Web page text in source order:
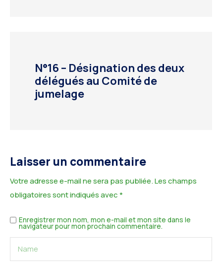
N°16 – Désignation des deux
délégués au Comité de
jumelage
Laisser un commentaire
Votre adresse e-mail ne sera pas publiée.Les champs
obligatoires sont indiqués avec*
Enregistrer mon nom, mon e-mail et mon site dans le
navigateur pour mon prochain commentaire.